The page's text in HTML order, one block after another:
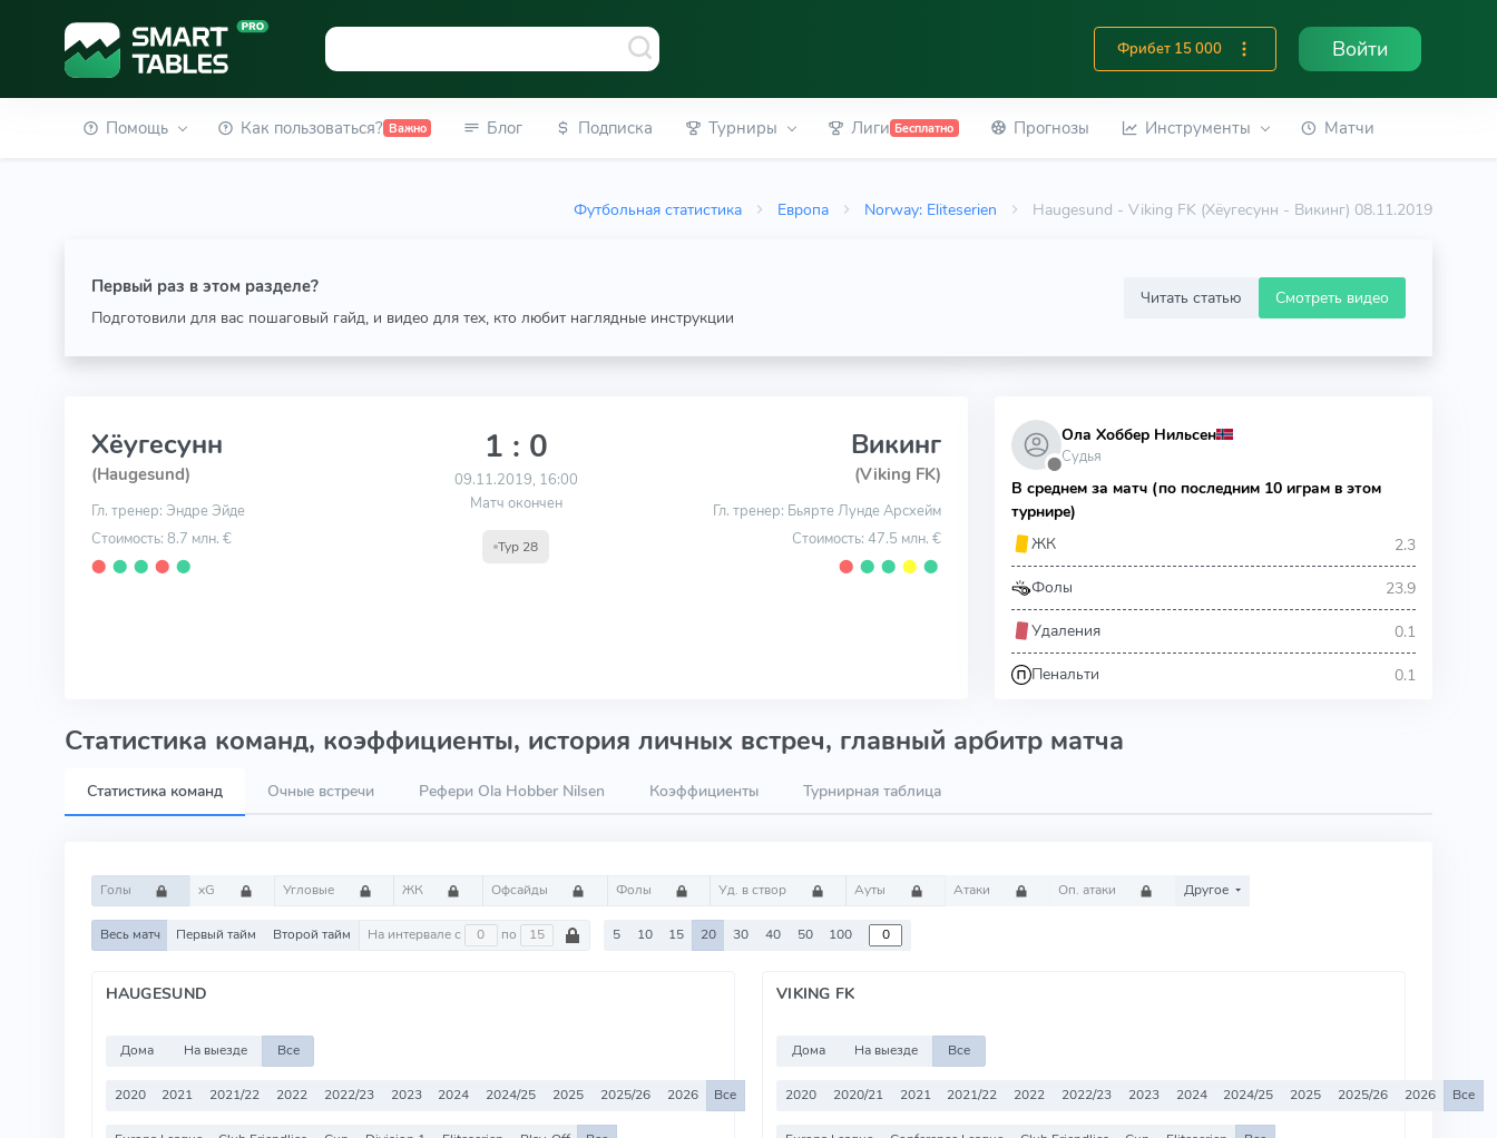
Фрибет 15 000 Войти
Помощь Как пользоваться? Важно Блог Подписка Турниры Лиги Бесплатно Прогнозы Инструменты Матчи
Футбольная статистика Европа Norway: Eliteserien Haugesund - Viking FK (Хёугесунн - Викинг) 08.11.2019
Первый раз в этом разделе?
Подготовили для вас пошаговый гайд, и видео для тех, кто любит наглядные инструкции
Читать статью Смотреть видео
Хёугесунн
(Haugesund)
Гл. тренер: Эндре Эйде
Стоимость: 8.7 млн. €
⬤ ⬤ ⬤ ⬤ ⬤
1 : 0
09.11.2019, 16:00
Матч окончен
Тур 28
Викинг
(Viking FK)
Гл. тренер: Бьярте Лунде Арсхейм
Стоимость: 47.5 млн. €
⬤ ⬤ ⬤ ⬤ ⬤
⬤
Ола Хоббер Нильсен
Судья
В среднем за матч (по последним 10 играм в этом
турнире)
ЖК
2.3
Фолы 23.9
Удаления 0.1
Пенальти 0.1
Статистика команд, коэффициенты, история личных встреч, главный арбитр матча
Статистика команд Очные встречи Рефери Ola Hobber Nilsen Коэффициенты Турнирная таблица
Голы xG Угловые ЖК Офсайды Фолы Уд. в створ Ауты Атаки Оп. атаки Другое
Весь матч Первый тайм Второй тайм На интервале с по 5 10 15 20 30 40 50 100
HAUGESUND
Дома На выезде Все
2020 2021 2021/22 2022 2022/23 2023 2024 2024/25 2025 2025/26 2026 Все
VIKING FK
Дома На выезде Все
2020 2020/21 2021 2021/22 2022 2022/23 2023 2024 2024/25 2025 2025/26 2026 Все